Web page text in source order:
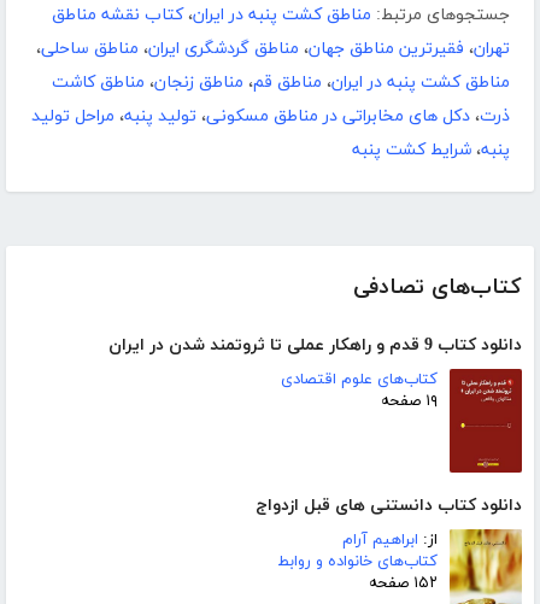
کتاب‌های تصادفی
دانلود کتاب 9 قدم و راهکار عملی تا ثروتمند شدن در ایران
کتاب‌های علوم اقتصادی
۱۹ صفحه
دانلود کتاب دانستنی های قبل ازدواج
از: ابراهیم آرام
کتاب‌های خانواده و روابط
۱۵۲ صفحه
جستجوهای مرتبط: مناطق کشت پنبه در ایران،کتاب نقشه مناطق
تهران، فقیرترین مناطق جهان، مناطق گردشگری ایران، مناطق ساحلی،
مناطق کشت پنبه در ایران، مناطق قم، مناطق زنجان، مناطق کاشت
ذرت، دکل های مخابراتی در مناطق مسکونی، تولید پنبه، مراحل تولید
پنبه، شرایط کشت پنبه